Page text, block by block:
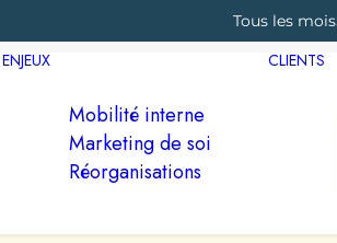
Tous les
ENJEUX
Mobilité interne
Marketing de soi
Réorganisations
CLIENTS